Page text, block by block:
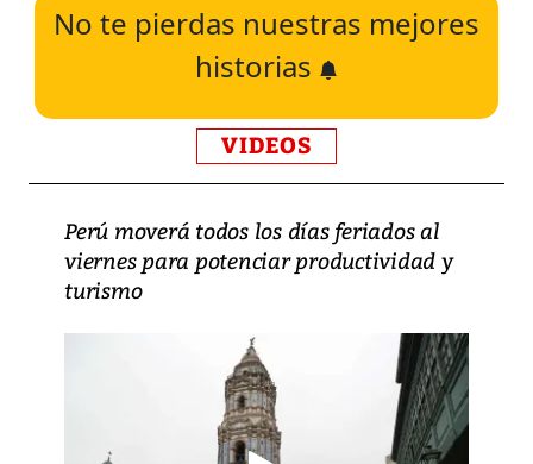
No te pierdas nuestras mejores
historias
VIDEOS
Perú moverá todos los días feriados al
viernes para potenciar productividad y
turismo